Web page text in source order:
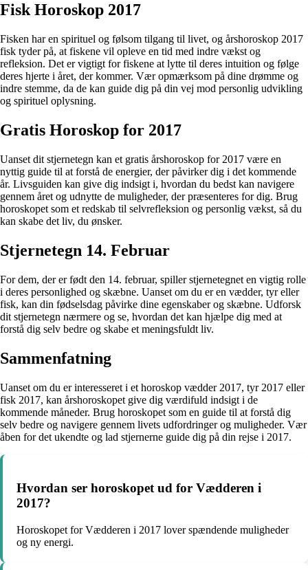
Fisk Horoskop 2017
Fisken har en spirituel og følsom tilgang til livet, og årshoroskop 2017
fisk tyder på, at fiskene vil opleve en tid med indre vækst og
refleksion. Det er vigtigt for fiskene at lytte til deres intuition og følge
deres hjerte i året, der kommer. Vær opmærksom på dine drømme og
indre stemme, da de kan guide dig på din vej mod personlig udvikling
og spirituel oplysning.
Gratis Horoskop for 2017
Uanset dit stjernetegn kan et gratis årshoroskop for 2017 være en
nyttig guide til at forstå de energier, der påvirker dig i det kommende
år. Livsguiden kan give dig indsigt i, hvordan du bedst kan navigere
gennem året og udnytte de muligheder, der præsenteres for dig. Brug
horoskopet som et redskab til selvrefleksion og personlig vækst, så du
kan skabe det liv, du ønsker.
Stjernetegn 14. Februar
For dem, der er født den 14. februar, spiller stjernetegnet en vigtig rolle
i deres personlighed og skæbne. Uanset om du er en vædder, tyr eller
fisk, kan din fødselsdag påvirke dine egenskaber og skæbne. Udforsk
dit stjernetegn nærmere og se, hvordan det kan hjælpe dig med at
forstå dig selv bedre og skabe et meningsfuldt liv.
Sammenfatning
Uanset om du er interesseret i et horoskop vædder 2017, tyr 2017 eller
fisk 2017, kan årshoroskopet give dig værdifuld indsigt i de
kommende måneder. Brug horoskopet som en guide til at forstå dig
selv bedre og navigere gennem livets udfordringer og muligheder. Vær
åben for det ukendte og lad stjernerne guide dig på din rejse i 2017.
Hvordan ser horoskopet ud for Vædderen i
2017?
Horoskopet for Vædderen i 2017 lover spændende muligheder
og ny energi.